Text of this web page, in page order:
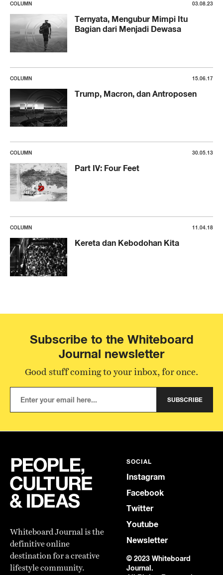
COLUMN 03.08.23
Ternyata, Mengubur Mimpi Itu
Bagian dari Menjadi Dewasa
COLUMN 15.06.17
Trump, Macron, dan Antroposen
COLUMN 30.05.13
Part IV: Four Feet
COLUMN 11.04.18
Kereta dan Kebodohan Kita
Subscribe to the Whiteboard
Journal newsletter
Good stuff coming to your inbox, for once.
SUBSCRIBE
Whiteboard Journal is the
definitive online
destination for a creative
lifestyle community.
SOCIAL
Instagram
Facebook
Twitter
Youtube
Newsletter
© 2023 Whiteboard
Journal.